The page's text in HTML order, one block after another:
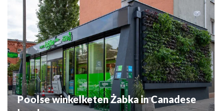
Poolse winkelketen Żabka in Canadese